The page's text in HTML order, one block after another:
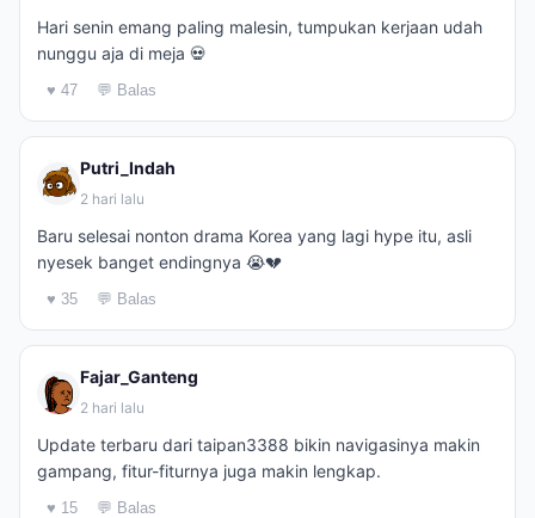
Hari senin emang paling malesin, tumpukan kerjaan udah
nunggu aja di meja 💀
♥ 47 💬 Balas
Putri_Indah
2 hari lalu
Baru selesai nonton drama Korea yang lagi hype itu, asli
nyesek banget endingnya 😭💔
♥ 35 💬 Balas
Fajar_Ganteng
2 hari lalu
Update terbaru dari taipan3388 bikin navigasinya makin
gampang, fitur-fiturnya juga makin lengkap.
♥ 15 💬 Balas